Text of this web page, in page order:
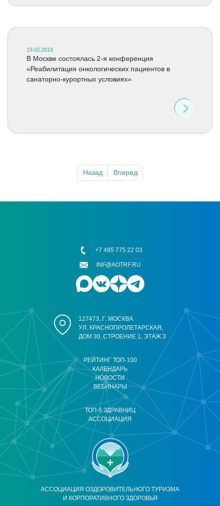
19.02.2019
В Москве состоялась 2-я конференция
«Реабилитация онкологических пациентов в
санаторно-курортных условиях»
Назад Вперед
АССОЦИАЦИЯ ОЗДОРОВИТЕЛЬНОГО ТУРИЗМА
И КОРПОРАТИВНОГО ЗДОРОВЬЯ
РЕЙТИНГ ТОП-100
КАЛЕНДАРЬ
НОВОСТИ
ВЕБИНАРЫ
ТОП-5 ЗДРАВНИЦ
АССОЦИАЦИЯ
127473, Г. МОСКВА
УЛ. КРАСНОПРОЛЕТАРСКАЯ,
ДОМ 30, СТРОЕНИЕ 1, ЭТАЖ 3
+7 495 775 22 03
INF@AOTRF.RU